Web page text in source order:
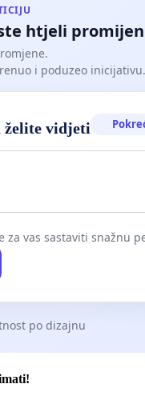
htjeli
i poduzeo
želite vidjeti
za vas sastaviti snažnu
po dizajnu